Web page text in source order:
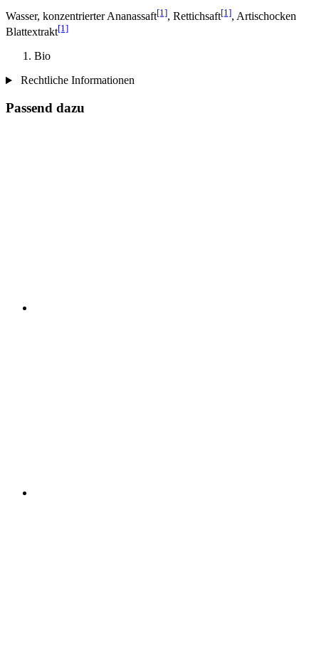
Wasser, konzentrierter Ananassaft[1], Rettichsaft[1], Artischocken
Blattextrakt[1]
Bio
Rechtliche Informationen
Passend dazu